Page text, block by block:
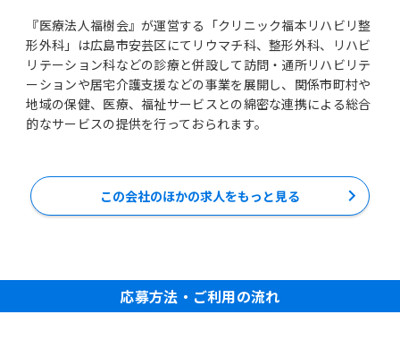
『医療法人福樹会』が運営する「クリニック福本リハビリ整
形外科」は広島市安芸区にてリウマチ科、整形外科、リハビ
リテーション科などの診療と併設して訪問・通所リハビリテ
ーションや居宅介護支援などの事業を展開し、関係市町村や
地域の保健、医療、福祉サービスとの綿密な連携による総合
的なサービスの提供を行っておられます。
この会社のほかの求人をもっと見る
応募方法・ご利用の流れ